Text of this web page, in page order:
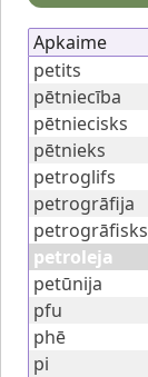
Apkaime
petits
pētniecība
pētniecisks
pētnieks
petroglifs
petrogrāfija
petrogrāfisks
petroleja
petūnija
pfu
phē
pi